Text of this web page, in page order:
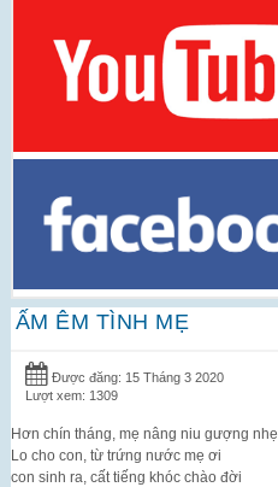
ẤM ÊM TÌNH MẸ
Được đăng: 15 Tháng 3 2020
Lượt xem: 1309
Hơn chín tháng, mẹ nâng niu gượng nhẹ
Lo cho con, từ trứng nước mẹ ơi
con sinh ra, cất tiếng khóc chào đời